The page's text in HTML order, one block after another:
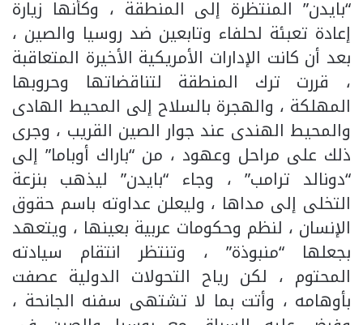
“بايدن” المنتظرة إلى المنطقة ، وكأنها زيارة
إعادة تعبئة لحلفاء وتابعين ضد روسيا والصين ،
بعد أن كانت الإدارات الأمريكية الأخيرة المتعاقبة
، قررت ترك المنطقة لتناقضاتها وحروبها
المهلكة ، والهجرة بالسلاح إلى المحيط الهادى
والمحيط الهندى عند جوار الصين القريب ، وجرى
ذلك على مراحل وعهود ، من “باراك أوباما” إلى
“دونالد ترامب” ، وجاء “بايدن” ليذهب بنزعة
التخلى إلى مداها ، وليعلن عداوته باسم حقوق
الإنسان ، لنظم وحكومات عربية بعينها ، ويتعهد
بجعلها “منبوذة” ، وتنتظر انتقام سيادته
المحتوم ، لكن رياح التحولات الدولية عصفت
بأوهامه ، وأتت بما لا تشتهى سفنه الجانحة ،